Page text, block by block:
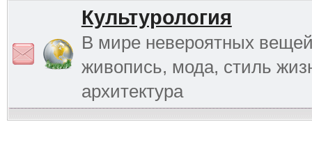
Культурология
В мире невероятных
живопись, мода, стиль
архитектура